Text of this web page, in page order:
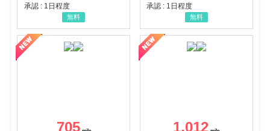
承認 : 1日程度
無料
承認 : 1日程度
無料
705 1,012